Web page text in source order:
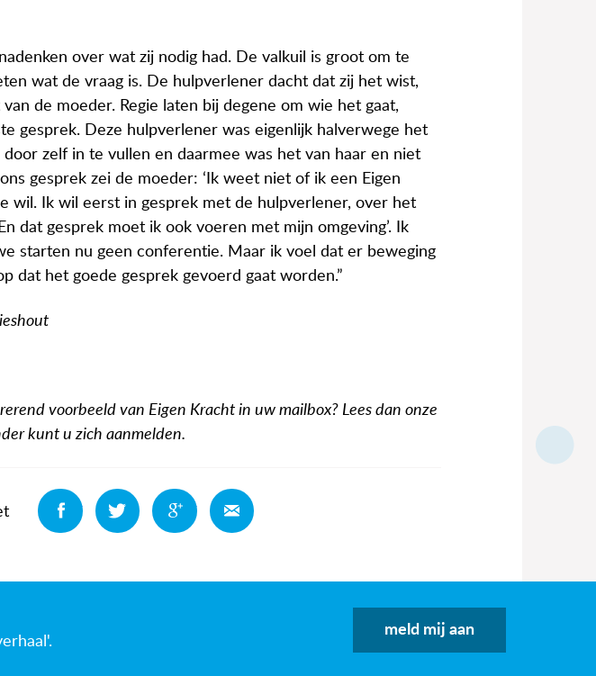
over wat zij nodig had. De valkuil is groot om te
wat de vraag is. De hulpverlener dacht dat zij het wist,
de moeder. Regie laten bij degene om wie het gaat,
gesprek. Deze hulpverlener was eigenlijk halverwege het
door zelf in te vullen en daarmee was het van haar en niet
gesprek zei de moeder: ‘Ik weet niet of ik een Eigen
wil. Ik wil eerst in gesprek met de hulpverlener, over het
dat gesprek moet ik ook voeren met mijn omgeving’. Ik
starten nu geen conferentie. Maar ik voel dat er beweging
dat het goede gesprek gevoerd gaat worden.”
voorbeeld van Eigen Kracht in uw mailbox? Lees dan onze
kunt u zich aanmelden.
Deel Deel Deel
meld mij aan